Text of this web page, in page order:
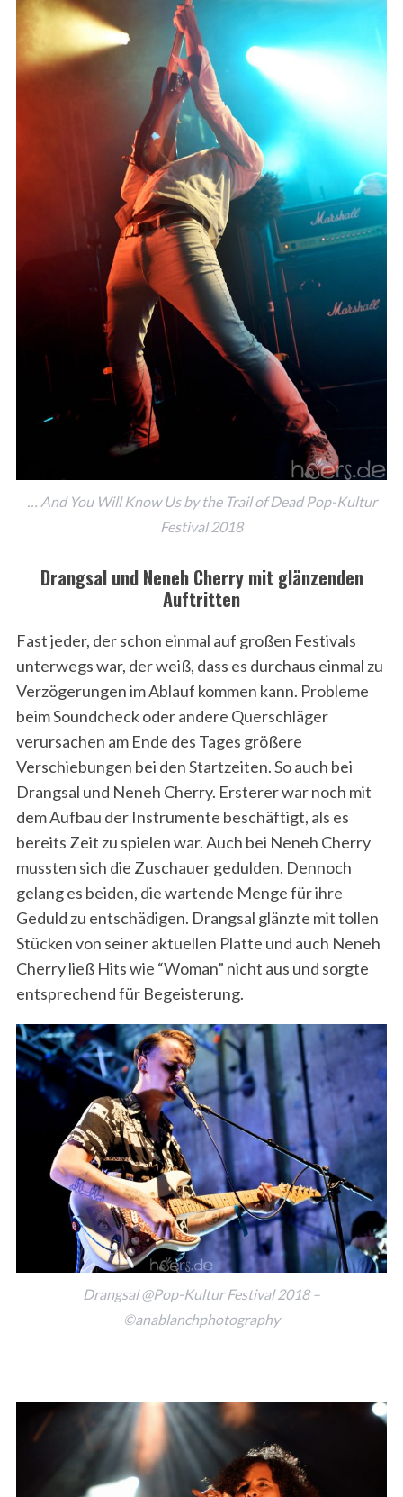
… And You Will Know Us by the Trail of Dead Pop-Kultur
Festival 2018
Drangsal und Neneh Cherry mit glänzenden
Auftritten
Fast jeder, der schon einmal auf großen Festivals
unterwegs war, der weiß, dass es durchaus einmal zu
Verzögerungen im Ablauf kommen kann. Probleme
beim Soundcheck oder andere Querschläger
verursachen am Ende des Tages größere
Verschiebungen bei den Startzeiten. So auch bei
Drangsal und Neneh Cherry. Ersterer war noch mit
dem Aufbau der Instrumente beschäftigt, als es
bereits Zeit zu spielen war. Auch bei Neneh Cherry
mussten sich die Zuschauer gedulden. Dennoch
gelang es beiden, die wartende Menge für ihre
Geduld zu entschädigen. Drangsal glänzte mit tollen
Stücken von seiner aktuellen Platte und auch Neneh
Cherry ließ Hits wie “Woman” nicht aus und sorgte
entsprechend für Begeisterung.
Drangsal @Pop-Kultur Festival 2018 –
©anablanchphotography